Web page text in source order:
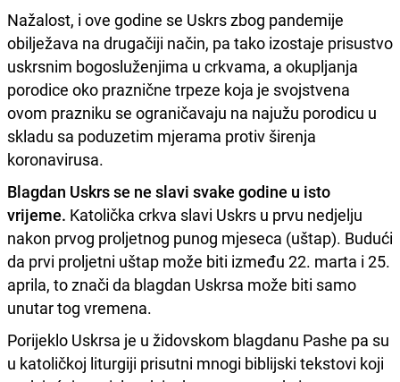
Nažalost, i ove godine se Uskrs zbog pandemije
obilježava na drugačiji način, pa tako izostaje prisustvo
uskrsnim bogosluženjima u crkvama, a okupljanja
porodice oko praznične trpeze koja je svojstvena
ovom prazniku se ograničavaju na najužu porodicu u
skladu sa poduzetim mjerama protiv širenja
koronavirusa.
Blagdan Uskrs se ne slavi svake godine u isto
vrijeme. Katolička crkva slavi Uskrs u prvu nedjelju
nakon prvog proljetnog punog mjeseca (uštap). Budući
da prvi proljetni uštap može biti između 22. marta i 25.
aprila, to znači da blagdan Uskrsa može biti samo
unutar tog vremena.
Porijeklo Uskrsa je u židovskom blagdanu Pashe pa su
u katoličkoj liturgiji prisutni mnogi biblijski tekstovi koji